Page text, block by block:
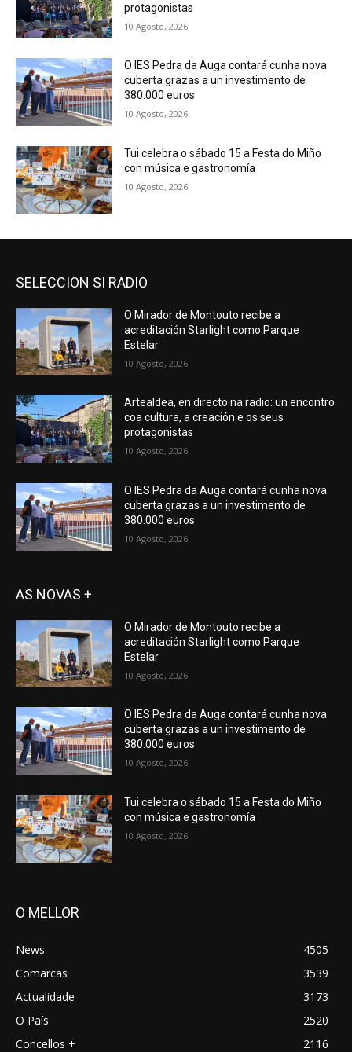
protagonistas
10 Agosto, 2026
O IES Pedra da Auga contará cunha nova
cuberta grazas a un investimento de
380.000 euros
10 Agosto, 2026
Tui celebra o sábado 15 a Festa do Miño
con música e gastronomía
10 Agosto, 2026
SELECCION SI RADIO
O Mirador de Montouto recibe a
acreditación Starlight como Parque
Estelar
10 Agosto, 2026
Artealdea, en directo na radio: un encontro
coa cultura, a creación e os seus
protagonistas
10 Agosto, 2026
O IES Pedra da Auga contará cunha nova
cuberta grazas a un investimento de
380.000 euros
10 Agosto, 2026
AS NOVAS +
O Mirador de Montouto recibe a
acreditación Starlight como Parque
Estelar
10 Agosto, 2026
O IES Pedra da Auga contará cunha nova
cuberta grazas a un investimento de
380.000 euros
10 Agosto, 2026
Tui celebra o sábado 15 a Festa do Miño
con música e gastronomía
10 Agosto, 2026
O MELLOR
News
4505
Comarcas
3539
Actualidade
3173
O País
2520
Concellos +
2116